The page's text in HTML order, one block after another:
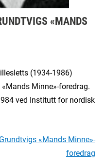
«MANDS
(1934-1986)
Minne»-foredrag.
ved Institutt for nordisk
«Mands Minne»-
foredrag